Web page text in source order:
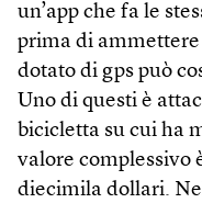
un’app che fa le
prima di
dotato di gps può
Uno di questi è
bicicletta su cui ha
valore complessivo
diecimila dollari.